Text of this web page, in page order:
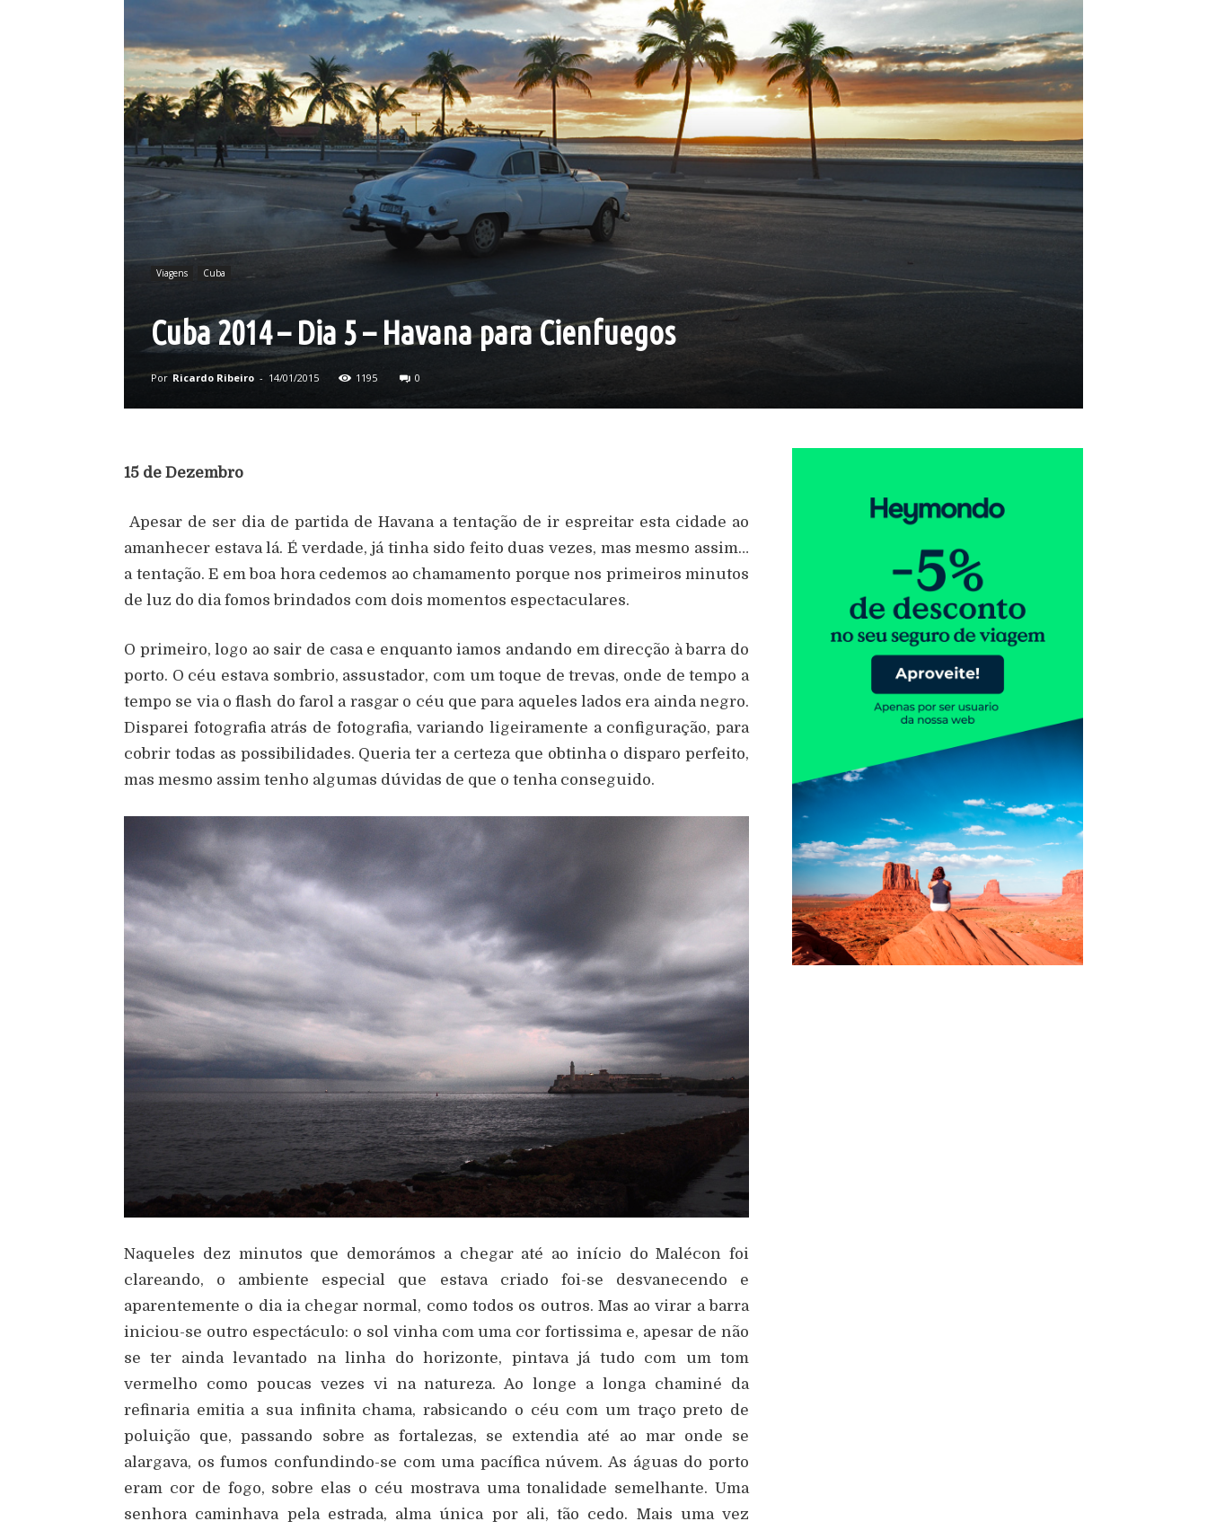
Viagens Cuba
Cuba 2014 – Dia 5 – Havana para Cienfuegos
Por Ricardo Ribeiro - 14/01/2015 1195 0
15 de Dezembro
Apesar de ser dia de partida de Havana a tentação de ir espreitar esta cidade ao
amanhecer estava lá. É verdade, já tinha sido feito duas vezes, mas mesmo assim…
a tentação. E em boa hora cedemos ao chamamento porque nos primeiros minutos
de luz do dia fomos brindados com dois momentos espectaculares.
O primeiro, logo ao sair de casa e enquanto iamos andando em direcção à barra do
porto. O céu estava sombrio, assustador, com um toque de trevas, onde de tempo a
tempo se via o flash do farol a rasgar o céu que para aqueles lados era ainda negro.
Disparei fotografia atrás de fotografia, variando ligeiramente a configuração, para
cobrir todas as possibilidades. Queria ter a certeza que obtinha o disparo perfeito,
mas mesmo assim tenho algumas dúvidas de que o tenha conseguido.
Naqueles dez minutos que demorámos a chegar até ao início do Malécon foi
clareando, o ambiente especial que estava criado foi-se desvanecendo e
aparentemente o dia ia chegar normal, como todos os outros. Mas ao virar a barra
iniciou-se outro espectáculo: o sol vinha com uma cor fortissima e, apesar de não
se ter ainda levantado na linha do horizonte, pintava já tudo com um tom
vermelho como poucas vezes vi na natureza. Ao longe a longa chaminé da
refinaria emitia a sua infinita chama, rabsicando o céu com um traço preto de
poluição que, passando sobre as fortalezas, se extendia até ao mar onde se
alargava, os fumos confundindo-se com uma pacífica núvem. As águas do porto
eram cor de fogo, sobre elas o céu mostrava uma tonalidade semelhante. Uma
senhora caminhava pela estrada, alma única por ali, tão cedo. Mais uma vez